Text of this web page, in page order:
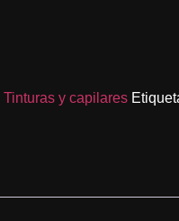
Tinturas y capilares